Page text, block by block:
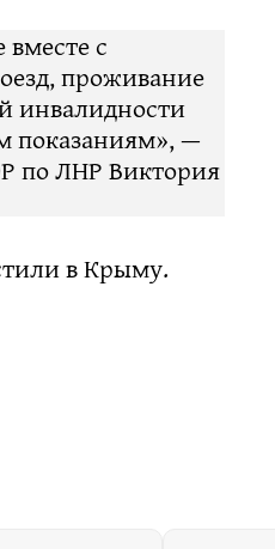
с
проживание
инвалидности
показаниям», —
по ЛНР Виктория
в Крыму.